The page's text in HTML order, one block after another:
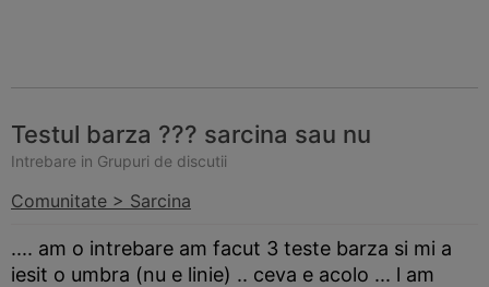
Testul barza ??? sarcina sau nu
Intrebare in Grupuri de discutii
Comunitate > Sarcina
.... am o intrebare am facut 3 teste barza si mi a
iesit o umbra (nu e linie) .. ceva e acolo ... l am